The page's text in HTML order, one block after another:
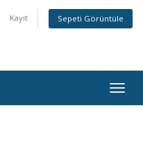
Kayıt Sepeti Görüntüle